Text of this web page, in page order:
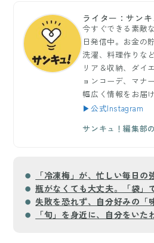
ライター：サン
今すぐできる素敵
日発信中。お金の
洗濯、料理作りな
リア＆収納、ダイ
ョンコーデ、マナ
幅広く情報をお届
▶公式Instagram
サンキュ！編集部
「冷凍梅」が、忙しい毎日の
瓶がなくても大丈夫。「袋」
失敗を恐れず、自分好みの「
「旬」を身近に、自分をいた